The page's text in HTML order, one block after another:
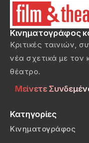
Κινηματογράφος
Κριτικές ταινιών,
νέα σχετικά με τον
θέατρο.
Μείνετε
Κατηγορίες
Κινηματογράφος